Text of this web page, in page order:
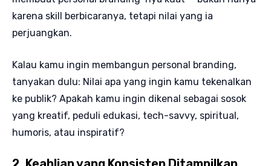
karena skill berbicaranya, tetapi nilai yang ia
perjuangkan.
Kalau kamu ingin membangun personal branding,
tanyakan dulu: Nilai apa yang ingin kamu tekenalkan
ke publik? Apakah kamu ingin dikenal sebagai sosok
yang kreatif, peduli edukasi, tech-savvy, spiritual,
humoris, atau inspiratif?